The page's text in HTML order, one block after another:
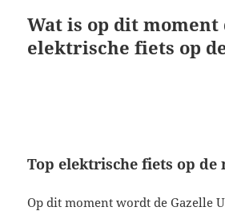
Wat is op dit moment
elektrische fiets op
Top elektrische fiets op de
Op dit moment wordt de Gazelle